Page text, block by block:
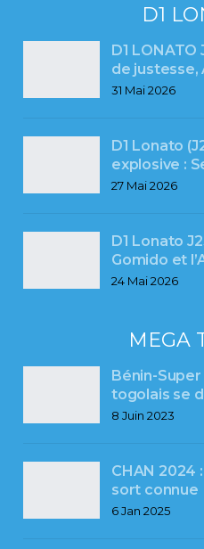
D1
D1
de justesse,
31 Mai 2026
D1 Lonato
explosive :
27 Mai 2026
D1 Lonato
Gomido et
24 Mai 2026
MEGA
Bénin-
togolais se
8 Juin 2023
CHAN 2024
sort connue
6 Jan 2025